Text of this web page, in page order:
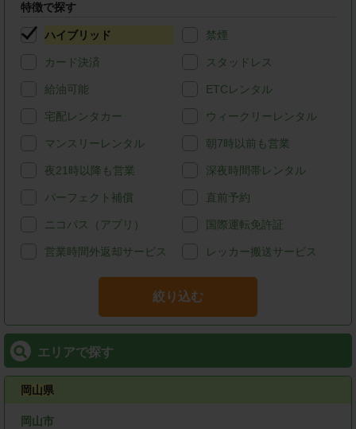
特徴で探す
ハイブリッド 禁煙
カード決済 スタッドレス
給油可能 ETCレンタル
宅配レンタカー ウィークリーレンタル
マンスリーレンタル 朝7時以前も営業
夜21時以降も営業 深夜時間帯レンタル
パーフェクト補償 直前予約
ニコパス（アプリ） 国際運転免許証
営業時間外返却サービス レッカー搬送サービス
絞り込む
エリアで探す
岡山県
岡山市